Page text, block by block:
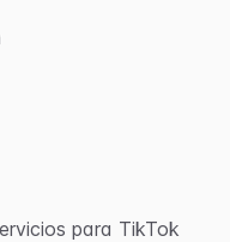
para TikTok